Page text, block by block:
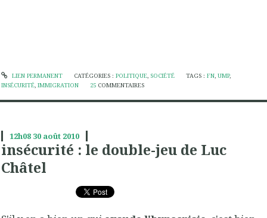
LIEN PERMANENT CATÉGORIES : POLITIQUE, SOCIÉTÉ TAGS :FN,UMP,
INSÉCURITÉ, IMMIGRATION 25 COMMENTAIRES
12h08 30 août 2010
insécurité : le double-jeu de Luc
Châtel